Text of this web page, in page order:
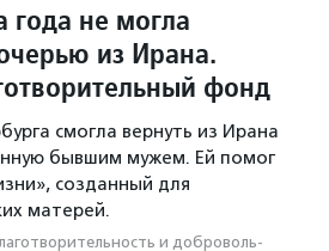
года не могла
из Ирана.
фонд
смогла вернуть из Ирана
бывшим мужем. Ей помог
созданный для
матерей.
и доброволь­